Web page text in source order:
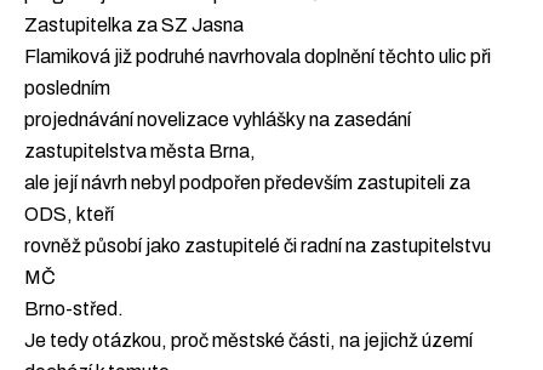
Zastupitelka za SZ Jasna
Flamiková již podruhé navrhovala doplnění těchto ulic při
posledním
projednávání novelizace vyhlášky na zasedání
zastupitelstva města Brna,
ale její návrh nebyl podpořen především zastupiteli za
ODS, kteří
rovněž působí jako zastupitelé či radní na zastupitelstvu
MČ
Brno-střed.
Je tedy otázkou, proč městské části, na jejichž území